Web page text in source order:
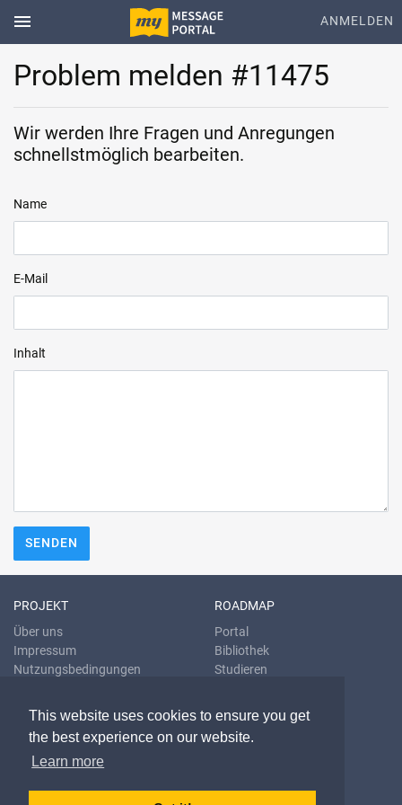
This website uses cookies to ensure you get
the best experience on our website.
Learn more
menu ANMELDEN
Problem melden #11475
Wir werden Ihre Fragen und Anregungen
schnellstmöglich bearbeiten.
Name
E-Mail
Inhalt
SENDEN
PROJEKT
Über uns
Impressum
Nutzungsbedingungen
ROADMAP
Portal
Bibliothek
Studieren
KONTAKT & HILFE
E-Mail